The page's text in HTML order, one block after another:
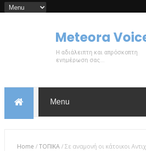
Meteora
Η αδιάλειπτη και απρόσκοπτη
ενημέρωση σας...
Home /ΤΟΠΙΚΑ/Σε αναμονή oι κάτοικοι